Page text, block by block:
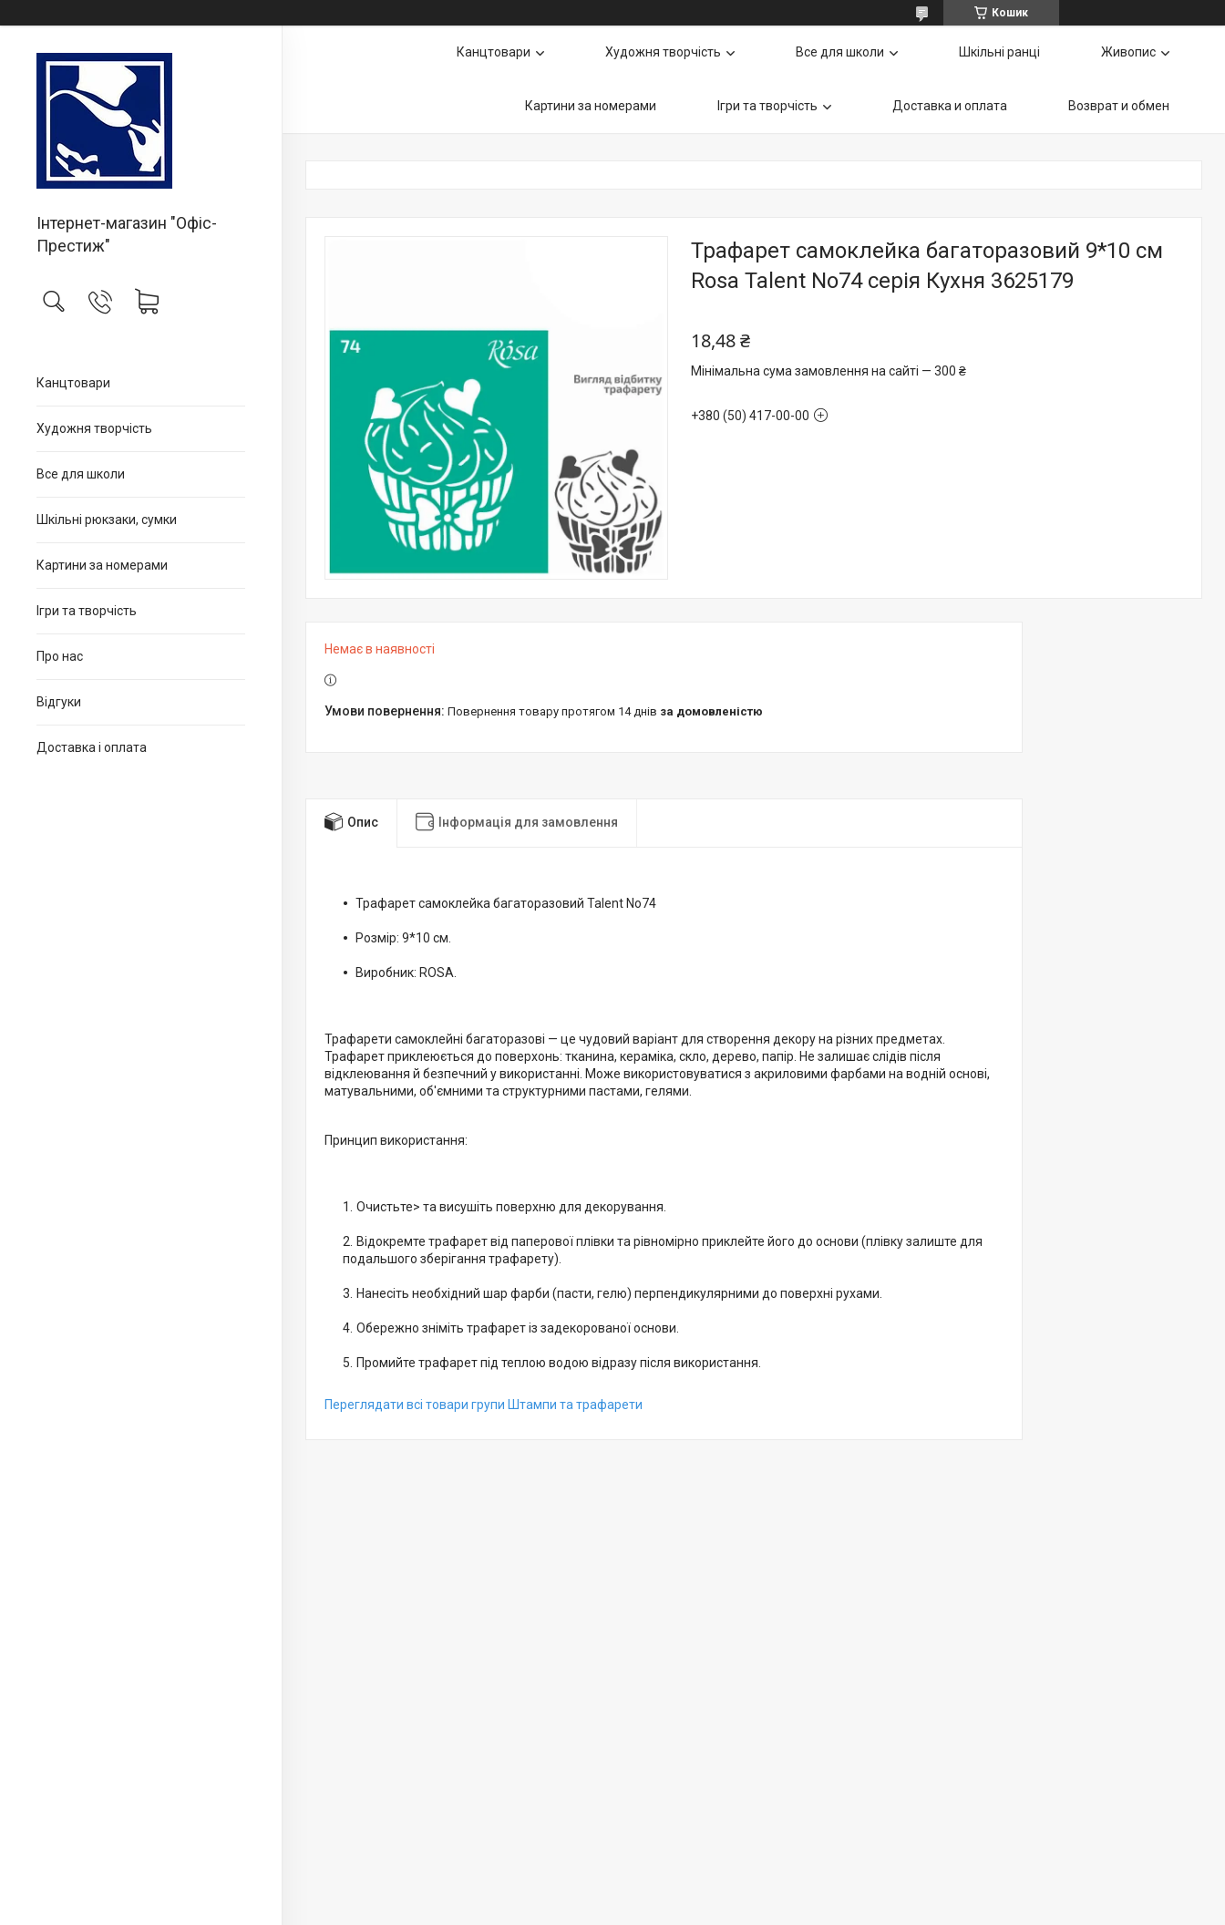
Кошик
Інтернет-магазин "Офіс-
Престиж"
Канцтовари
Художня творчість
Все для школи
Шкільні рюкзаки, сумки
Картини за номерами
Ігри та творчість
Про нас
Відгуки
Доставка і оплата
Канцтовари Художня творчість Все для школи Шкільні ранці Живопис
Картини за номерами Ігри та творчість Доставка и оплата Возврат и обмен
Трафарет самоклейка багаторазовий 9*10 см
Rosa Talent No74 серія Кухня 3625179
18,48 ₴
Мінімальна сума замовлення на сайті — 300 ₴
+380 (50) 417-00-00
Немає в наявності
повернення товару протягом 14 днів за домовленістю
Опис Інформація для замовлення
Трафарет самоклейка багаторазовий Talent No74
Розмір: 9*10 см.
Виробник: ROSA.
Трафарети самоклейні багаторазові — це чудовий варіант для створення декору на різних предметах.
Трафарет приклеюється до поверхонь: тканина, кераміка, скло, дерево, папір. Не залишає слідів після
відклеювання й безпечний у використанні. Може використовуватися з акриловими фарбами на водній основі,
матувальними, об'ємними та структурними пастами, гелями.
Принцип використання:
Очистьте> та висушіть поверхню для декорування.
Відокремте трафарет від паперової плівки та рівномірно приклейте його до основи (плівку залиште для
подальшого зберігання трафарету).
Нанесіть необхідний шар фарби (пасти, гелю) перпендикулярними до поверхні рухами.
Обережно зніміть трафарет із задекорованої основи.
Промийте трафарет під теплою водою відразу після використання.
Переглядати всі товари групи Штампи та трафарети